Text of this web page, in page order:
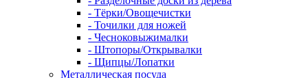
- Тёрки/Овощечистки
- Точилки для ножей
- Чесноковыжималки
- Штопоры/Открывалки
- Щипцы/Лопатки
Металлическая посуда